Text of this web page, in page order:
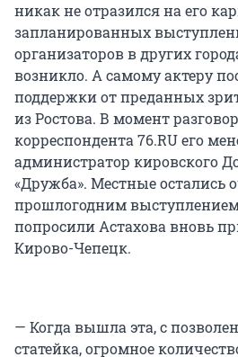
никак не отразился на его
запланированных
организаторов в других
возникло. А самому актеру
поддержки от преданных
из Ростова. В момент
корреспондента 76.RU его
администратор кировского
«Дружба». Местные остались
прошлогодним
попросили Астахова вновь
Кирово-Чепецк.
— Когда вышла эта, с
статейка, огромное